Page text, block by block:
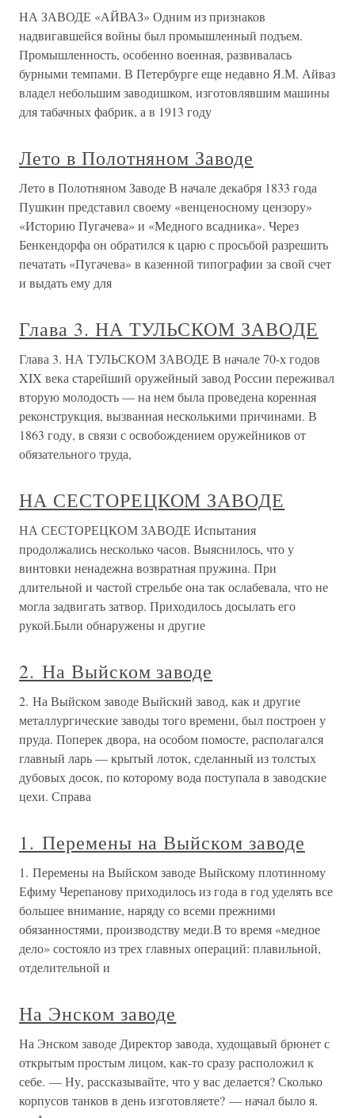
НА ЗАВОДЕ «АЙВАЗ» Одним из признаков
надвигавшейся войны был промышленный подъем.
Промышленность, особенно военная, развивалась
бурными темпами. В Петербурге еще недавно Я.М. Айваз
владел небольшим заводишком, изготовлявшим машины
для табачных фабрик, а в 1913 году
Лето в Полотняном Заводе
Лето в Полотняном Заводе В начале декабря 1833 года
Пушкин представил своему «венценосному цензору»
«Историю Пугачева» и «Медного всадника». Через
Бенкендорфа он обратился к царю с просьбой разрешить
печатать «Пугачева» в казенной типографии за свой счет
и выдать ему для
Глава 3. НА ТУЛЬСКОМ ЗАВОДЕ
Глава 3. НА ТУЛЬСКОМ ЗАВОДЕ В начале 70-х годов
XIX века старейший оружейный завод России переживал
вторую молодость — на нем была проведена коренная
реконструкция, вызванная несколькими причинами. В
1863 году, в связи с освобождением оружейников от
обязательного труда,
НА СЕСТОРЕЦКОМ ЗАВОДЕ
НА СЕСТОРЕЦКОМ ЗАВОДЕ Испытания
продолжались несколько часов. Выяснилось, что у
винтовки ненадежна возвратная пружина. При
длительной и частой стрельбе она так ослабевала, что не
могла задвигать затвор. Приходилось досылать его
рукой.Были обнаружены и другие
2. На Выйском заводе
2. На Выйском заводе Выйский завод, как и другие
металлургические заводы того времени, был построен у
пруда. Поперек двора, на особом помосте, располагался
главный ларь — крытый лоток, сделанный из толстых
дубовых досок, по которому вода поступала в заводские
цехи. Справа
1. Перемены на Выйском заводе
1. Перемены на Выйском заводе Выйскому плотинному
Ефиму Черепанову приходилось из года в год уделять все
большее внимание, наряду со всеми прежними
обязанностями, производству меди.В то время «медное
дело» состояло из трех главных операций: плавильной,
отделительной и
На Энском заводе
На Энском заводе Директор завода, худощавый брюнет с
открытым простым лицом, как-то сразу расположил к
себе. — Ну, рассказывайте, что у вас делается? Сколько
корпусов танков в день изготовляете? — начал было я.